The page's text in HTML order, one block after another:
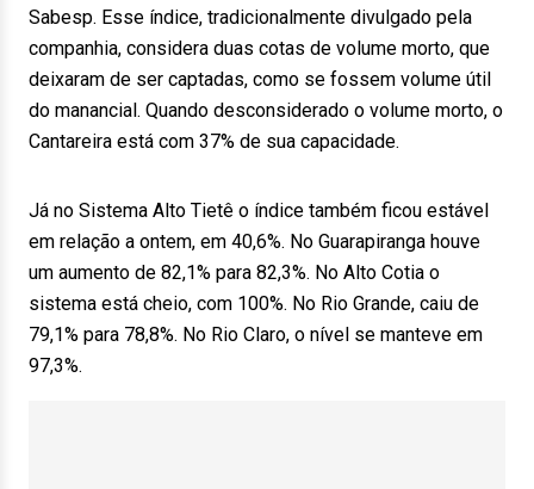
Sabesp. Esse índice, tradicionalmente divulgado pela
companhia, considera duas cotas de volume morto, que
deixaram de ser captadas, como se fossem volume útil
do manancial. Quando desconsiderado o volume morto, o
Cantareira está com 37% de sua capacidade.
Já no Sistema Alto Tietê o índice também ficou estável
em relação a ontem, em 40,6%. No Guarapiranga houve
um aumento de 82,1% para 82,3%. No Alto Cotia o
sistema está cheio, com 100%. No Rio Grande, caiu de
79,1% para 78,8%. No Rio Claro, o nível se manteve em
97,3%.